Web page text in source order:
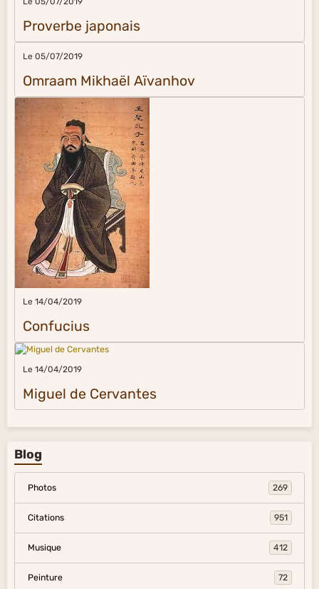
Proverbe japonais
Le 05/07/2019
Omraam Mikhaël Aïvanhov
Le 14/04/2019
Confucius
Le 14/04/2019
Miguel de Cervantes
Blog
Photos 269
Citations 951
Musique 412
Peinture 72